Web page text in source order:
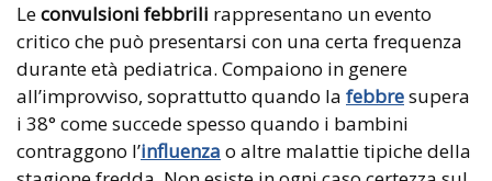
Leconvulsioni febbrili rappresentano un evento
critico che può presentarsi con una certa frequenza
durante età pediatrica. Compaiono in genere
all’improvviso, soprattutto quando la febbresupera
i 38° come succede spesso quando i bambini
contraggono l’influenza o altre malattie tipiche della